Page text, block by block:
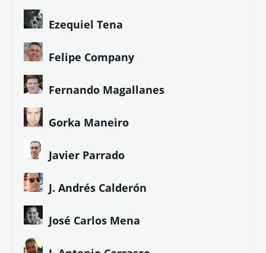
Ezequiel Tena
Felipe Company
Fernando Magallanes
Gorka Maneiro
Javier Parrado
J. Andrés Calderón
José Carlos Mena